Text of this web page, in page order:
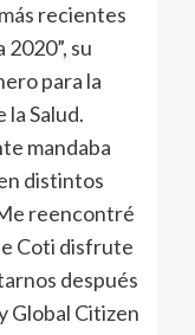
recientes
su
para la
Salud.
mandaba
distintos
reencontré
Coti disfrute
después
Global Citizen